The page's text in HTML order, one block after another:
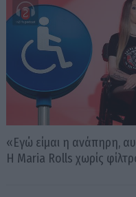
«Εγώ είμαι η ανάπηρη,
Η Maria Rolls χωρίς